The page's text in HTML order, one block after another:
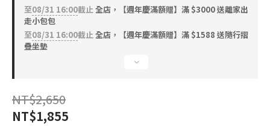
至08/31 16:00截止全店，【週年慶滿額贈】滿 $3000 送離家出
走小包包
至08/31 16:00截止全店，【週年慶滿額贈】滿 $1588 送隨行摺
疊坐墊
NT$2,650
NT$1,855